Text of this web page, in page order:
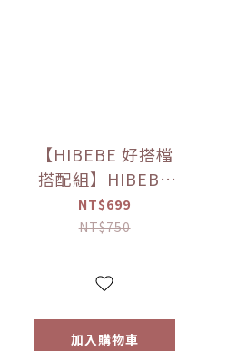
【HIBEBE 好搭檔
搭配組】HIBEBE
常溫大寶寶粥
*1+HIBEBE 無添加
限定】
NT$699
NT$750
加入購物車